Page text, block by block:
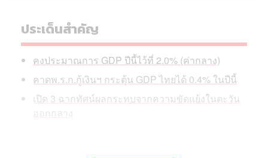
ประเด็นสำคัญ
คงประมาณการ GDP ปีนี้ไว้ที่ 2.0% (ค่ากลาง)
คาดพ.ร.ก.กู้เงินฯ กระตุ้น GDP ไทยได้ 0.4% ในปีนี้
เปิด 3 ฉากทัศน์ผลกระทบจากความขัดแย้งในตะวัน
ออกกลาง